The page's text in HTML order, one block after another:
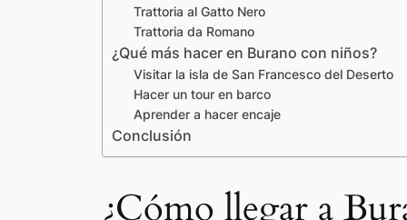
Trattoria al Gatto Nero
Trattoria da Romano
¿Qué más hacer en Burano con niños?
Visitar la isla de San Francesco del Deserto
Hacer un tour en barco
Aprender a hacer encaje
Conclusión
¿Cómo llegar a